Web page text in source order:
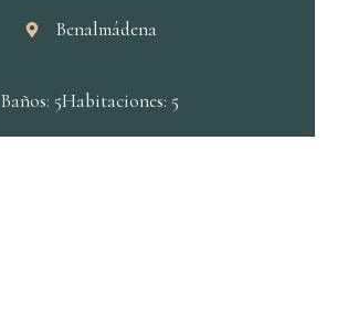
Benalmádena
Baños: 5Habitaciones: 5